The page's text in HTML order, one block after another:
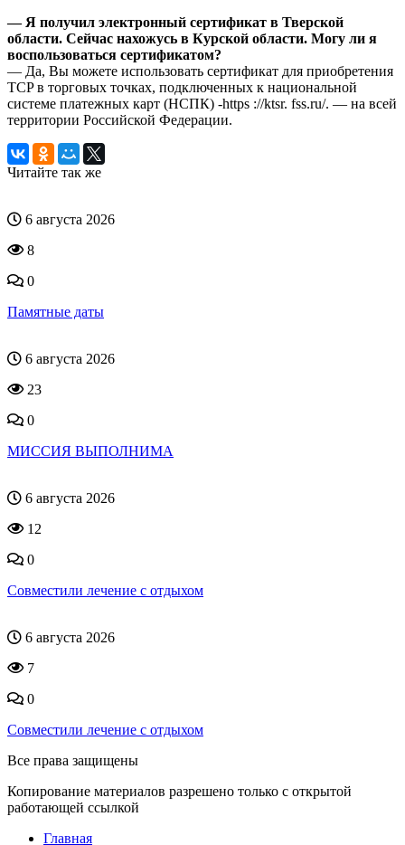
— Я получил электронный сертификат в Тверской
области. Сейчас нахожусь в Курской области. Могу ли я
воспользоваться сертификатом?
— Да, Вы можете использовать сертификат для приобретения
TCP в торговых точках, подключенных к национальной
системе платежных карт (НСПК) -https ://ktsr. fss.ru/. — на всей
территории Российской Федерации.
Читайте так же
6 августа 2026
8
0
Памятные даты
6 августа 2026
23
0
МИССИЯ ВЫПОЛНИМА
6 августа 2026
12
0
Совместили лечение с отдыхом
6 августа 2026
7
0
Совместили лечение с отдыхом
Все права защищены
Копирование материалов разрешено только с открытой
работающей ссылкой
Главная